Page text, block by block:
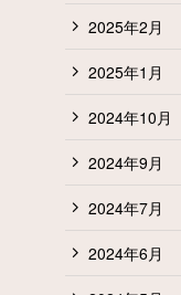
2025年2月
2025年1月
2024年10月
2024年9月
2024年7月
2024年6月